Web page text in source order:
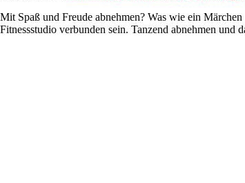
Mit Spaß und Freude abnehmen? Was wie ein
Fitnessstudio verbunden sein. Tanzend abnehmen und